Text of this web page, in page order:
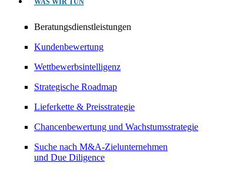
WAS WIR TUN
Beratungsdienstleistungen
Kundenbewertung
Wettbewerbsintelligenz
Strategische Roadmap
Lieferkette & Preisstrategie
Chancenbewertung und Wachstumsstrategie
Suche nach M&A-Zielunternehmen
und Due Diligence